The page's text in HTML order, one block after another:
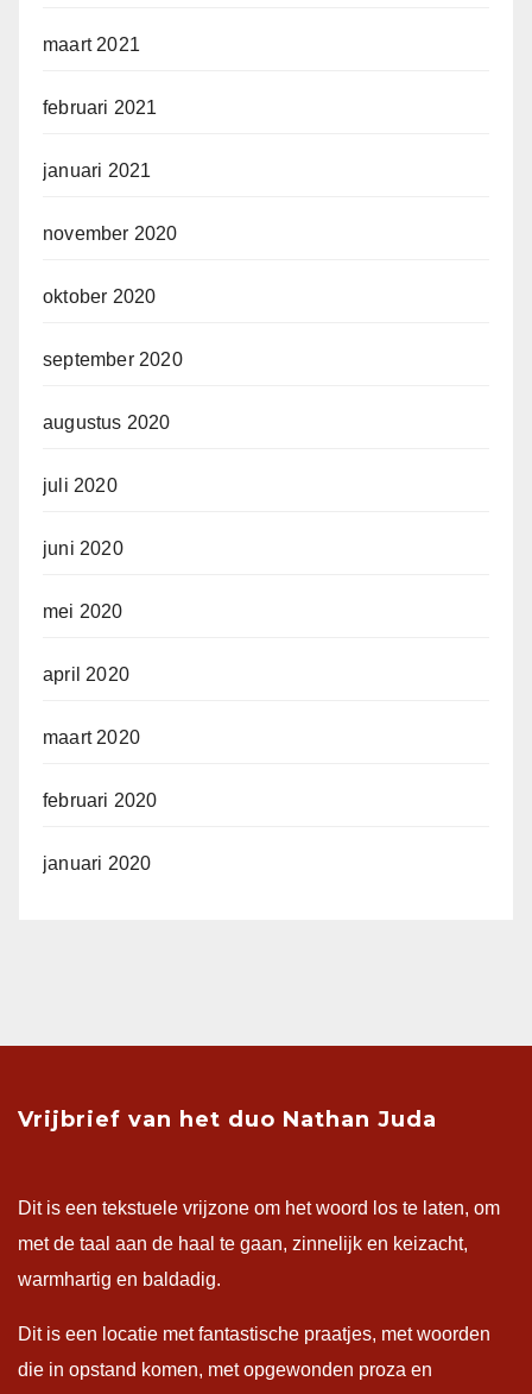
maart 2021
februari 2021
januari 2021
november 2020
oktober 2020
september 2020
augustus 2020
juli 2020
juni 2020
mei 2020
april 2020
maart 2020
februari 2020
januari 2020
Vrijbrief van het duo Nathan Juda
Dit is een tekstuele vrijzone om het woord los te laten, om
met de taal aan de haal te gaan, zinnelijk en keizacht,
warmhartig en baldadig.
Dit is een locatie met fantastische praatjes, met woorden
die in opstand komen, met opgewonden proza en